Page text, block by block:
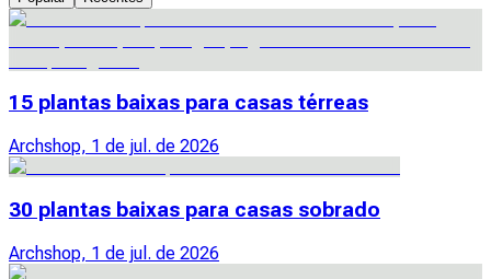
15 plantas baixas para casas térreas
Archshop, 1 de jul. de 2026
30 plantas baixas para casas sobrado
Archshop, 1 de jul. de 2026